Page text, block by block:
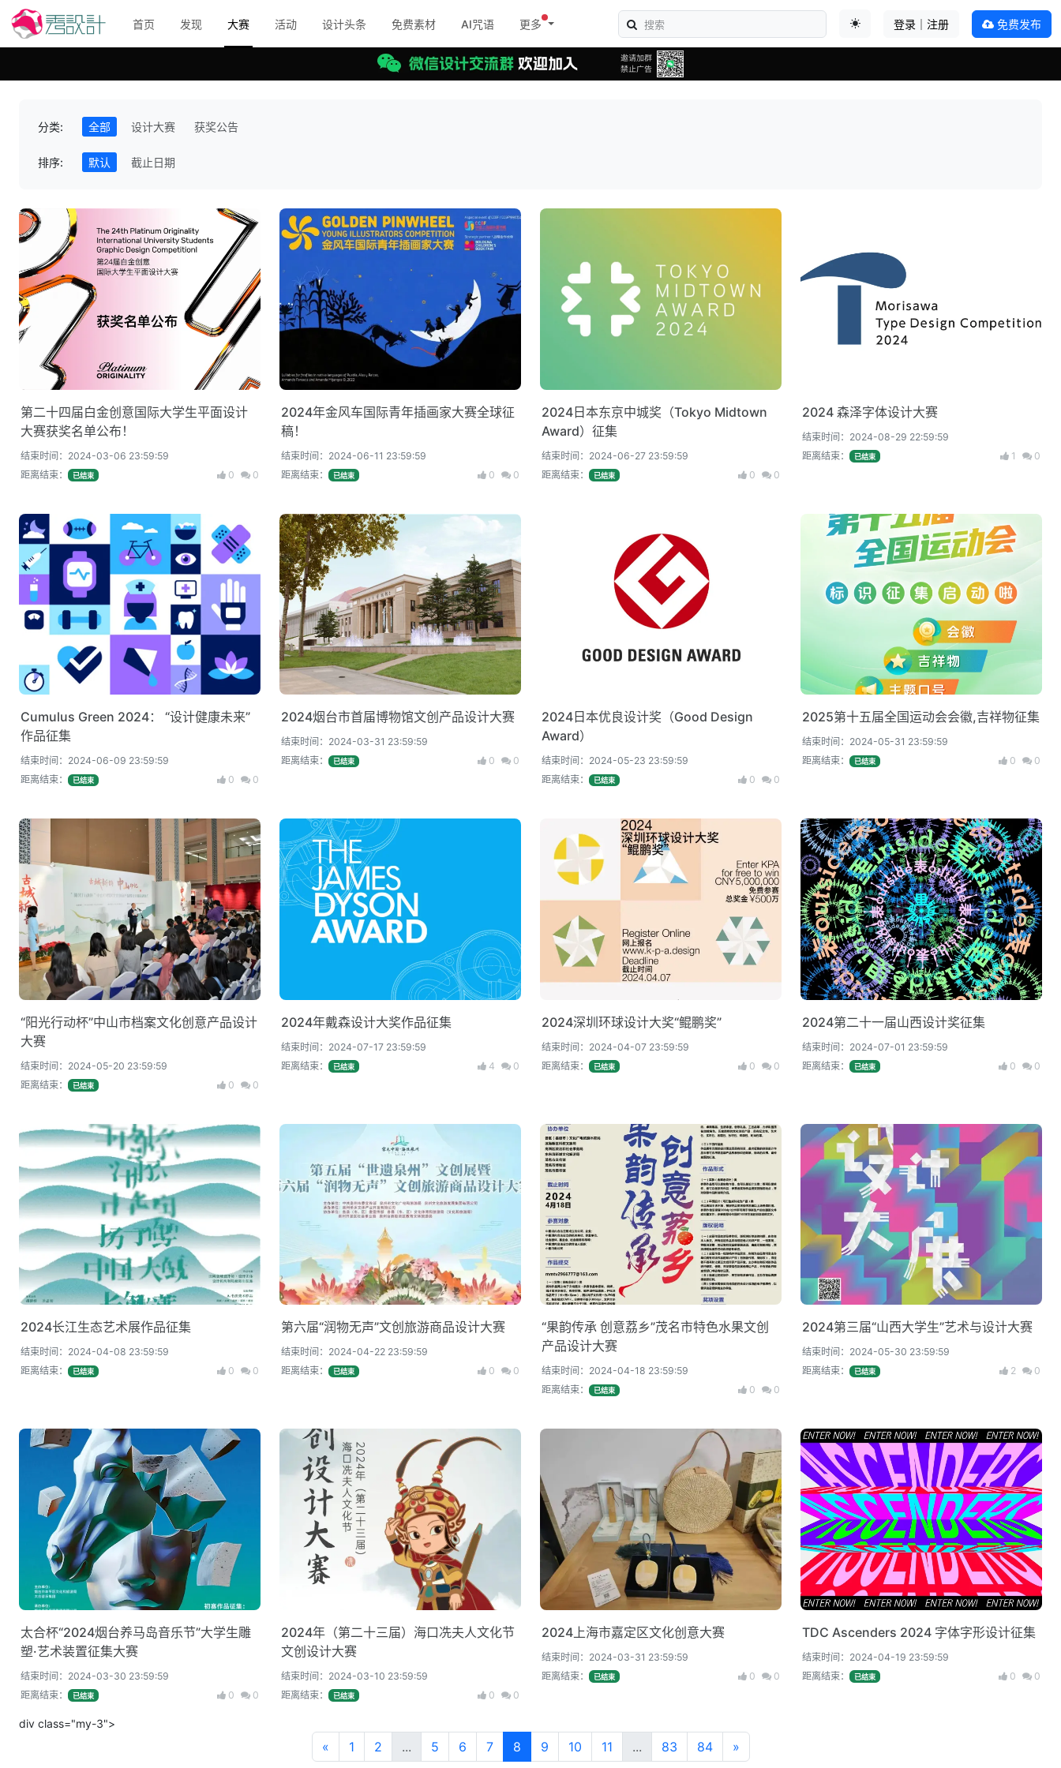
首页 发现 大赛 活动 设计头条 免费素材 AI咒语
更多
登录｜注册 免费发布
分类: 全部 设计大赛 获奖公告
排序: 默认 截止日期
第二十四届白金创意国际大学生平面设计
大赛获奖名单公布！
结束时间：2024-03-06 23:59:59
距离结束：
已结束 0 0
2024年金风车国际青年插画家大赛全球征
稿！
结束时间：2024-06-11 23:59:59
距离结束：
已结束 0 0
2024日本东京中城奖（Tokyo Midtown
Award）征集
结束时间：2024-06-27 23:59:59
距离结束：
已结束 0 0
2024 森泽字体设计大赛
结束时间：2024-08-29 22:59:59
距离结束：
已结束 1 0
Cumulus Green 2024： “设计健康未来”
作品征集
结束时间：2024-06-09 23:59:59
距离结束：
已结束 0 0
2024烟台市首届博物馆文创产品设计大赛
结束时间：2024-03-31 23:59:59
距离结束：
已结束 0 0
2024日本优良设计奖（Good Design
Award）
结束时间：2024-05-23 23:59:59
距离结束：
已结束 0 0
2025第十五届全国运动会会徽,吉祥物征集
结束时间：2024-05-31 23:59:59
距离结束：
已结束 0 0
“阳光行动杯”中山市档案文化创意产品设计
大赛
结束时间：2024-05-20 23:59:59
距离结束：
已结束 0 0
2024年戴森设计大奖作品征集
结束时间：2024-07-17 23:59:59
距离结束：
已结束 4 0
2024深圳环球设计大奖“鲲鹏奖”
结束时间：2024-04-07 23:59:59
距离结束：
已结束 0 0
2024第二十一届山西设计奖征集
结束时间：2024-07-01 23:59:59
距离结束：
已结束 0 0
2024长江生态艺术展作品征集
结束时间：2024-04-08 23:59:59
距离结束：
已结束 0 0
第六届“润物无声”文创旅游商品设计大赛
结束时间：2024-04-22 23:59:59
距离结束：
已结束 0 0
“果韵传承 创意荔乡”茂名市特色水果文创
产品设计大赛
结束时间：2024-04-18 23:59:59
距离结束：
已结束 0 0
2024第三届“山西大学生”艺术与设计大赛
结束时间：2024-05-30 23:59:59
距离结束：
已结束 2 0
太合杯“2024烟台养马岛音乐节”大学生雕
塑·艺术装置征集大赛
结束时间：2024-03-30 23:59:59
距离结束：
已结束 0 0
2024年（第二十三届）海口冼夫人文化节
文创设计大赛
结束时间：2024-03-10 23:59:59
距离结束：
已结束 0 0
2024上海市嘉定区文化创意大赛
结束时间：2024-03-31 23:59:59
距离结束：
已结束 0 0
TDC Ascenders 2024 字体字形设计征集
结束时间：2024-04-19 23:59:59
距离结束：
已结束 0 0
div class="my-3">
« 1 2 ... 5 6 7 8 9 10 11 ... 83 84 »